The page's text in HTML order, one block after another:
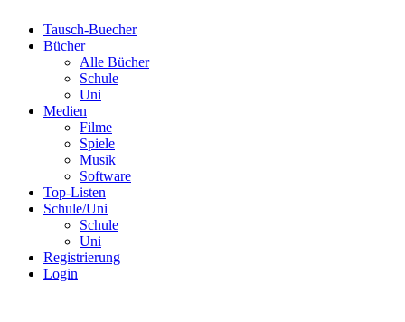
Tausch-Buecher
Bücher
Alle Bücher
Schule
Uni
Medien
Filme
Spiele
Musik
Software
Top-Listen
Schule/Uni
Schule
Uni
Registrierung
Login